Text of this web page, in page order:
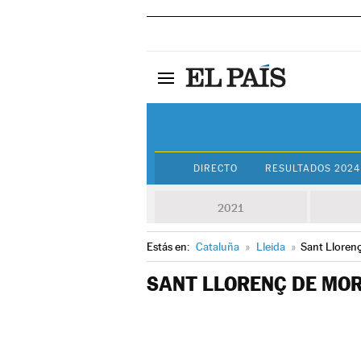
DIRECTO RESULTADOS 2024
2021
Estás en: Cataluña » Lleida » Sant
SANT LLORENÇ DE